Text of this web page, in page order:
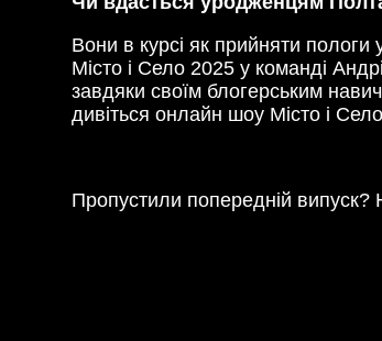
Вони в курсі як прийняти
Місто і Село 2025 у команді
завдяки своїм блогерським
дивіться онлайн шоу Місто і
Пропустили попередній випуск?